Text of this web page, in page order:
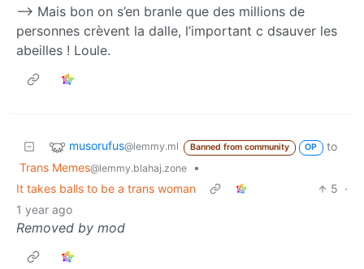
–> Mais bon on s’en branle que des millions de
personnes crèvent la dalle, l’important c dsauver les
abeilles ! Loule.
musorufus@lemmy.ml Banned from community OP
to
Trans Memes@lemmy.blahaj.zone
•
It takes balls to be a trans woman
5 ·
1 year ago
Removed by mod